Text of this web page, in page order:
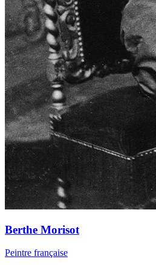
Berthe Morisot
Peintre française